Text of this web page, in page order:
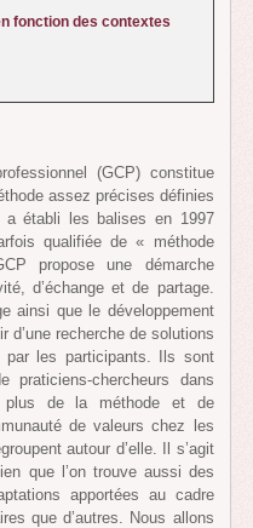
fonction des contextes
(GCP) constitue
assez précises définies
a établi les balises en 1997
qualifiée de « méthode
propose une démarche
d’échange et de partage.
ainsi que le développement
d’une recherche de solutions
par les participants. Ils sont
praticiens-chercheurs dans
plus de la méthode et de
de valeurs chez les
autour d’elle. Il s’agit
que l’on trouve aussi des
apportées au cadre
que d’autres. Nous allons